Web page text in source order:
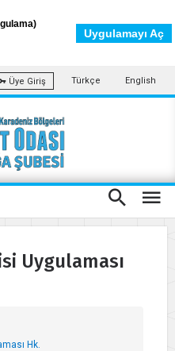
Üye Giriş Türkçe English
Uygulaması
Hk.
Uygulamayı Aç